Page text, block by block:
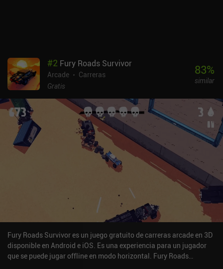
eliminarse mediante un único iAP de 2,99 $. Personalmente, he
disfrutado de la nueva experiencia que ofrece el juego, y creo que
tú también lo harás, siempre y cuando no esperes que sea igual
que PAKO 2.
#2 Fury Roads Survivor
Arcade
Carreras
Gratis
83%
similar
Fury Roads Survivor es un juego gratuito de carreras arcade en 3D
disponible en Android e iOS. Es una experiencia para un jugador
que se puede jugar offline en modo horizontal. Fury Roads